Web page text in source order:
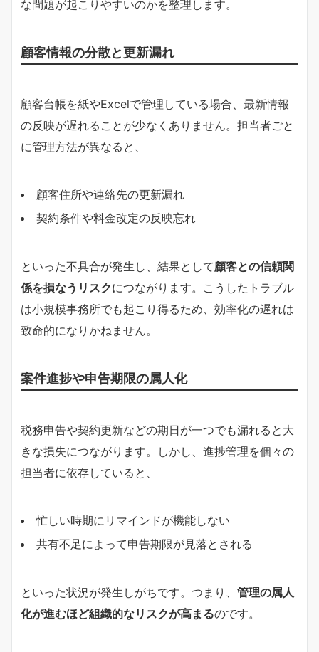
な問題が起こりやすいのかを整理します。
顧客情報の分散と更新漏れ
顧客台帳を紙やExcelで管理している場合、最新情報
の反映が遅れることが少なくありません。担当者ごと
に管理方法が異なると、
顧客住所や連絡先の更新漏れ
契約条件や料金改定の反映忘れ
といった不具合が発生し、結果として顧客との信頼関
係を損なうリスクにつながります。こうしたトラブル
は小規模事務所でも起こり得るため、効率化の遅れは
致命的になりかねません。
案件進捗や申告期限の属人化
税務申告や契約更新などの期日が一つでも漏れると大
きな損失につながります。しかし、進捗管理を個々の
担当者に依存していると、
忙しい時期にリマインドが機能しない
共有不足によって申告期限が見落とされる
といった状況が発生しがちです。つまり、 管理の属人
化が進むほど組織的なリスクが高まるのです。